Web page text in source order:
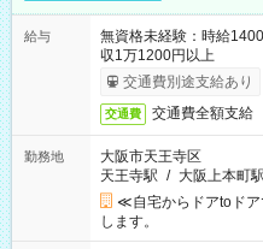
給与
無資格未経験：時給
収1万1200円以上
交通費別途支給あり
交通費 交通費全額支給
勤務地
大阪市天王寺区
天王寺駅 / 大阪上本町駅
≪自宅からドアtoド
します。